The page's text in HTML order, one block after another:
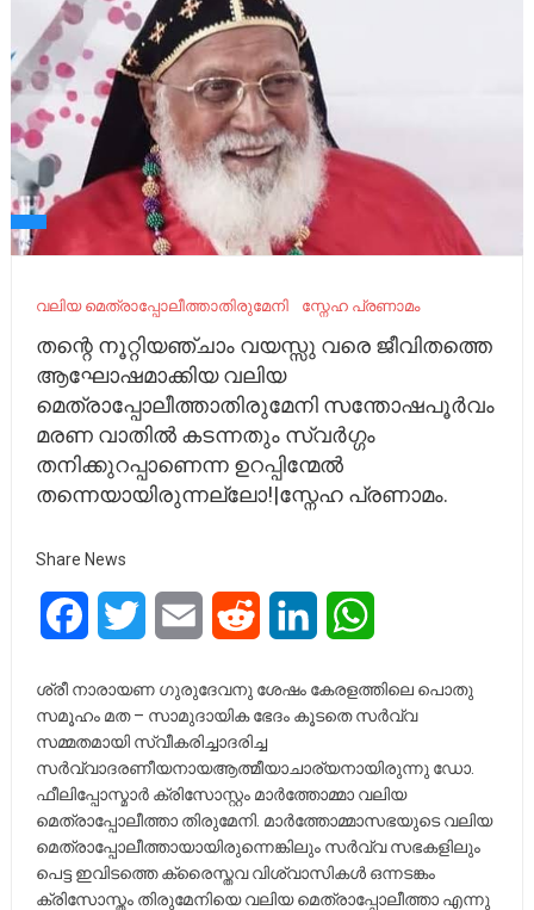
വലിയ മെത്രാപ്പോലീത്താതിരുമേനി സ്നേഹ പ്രണാമം
തന്റെ നൂറ്റിയഞ്ചാം വയസ്സു വരെ ജീവിതത്തെ
ആഘോഷമാക്കിയ വലിയ
മെത്രാപ്പോലീത്താതിരുമേനി സന്തോഷപൂർവം
മരണ വാതിൽ കടന്നതും സ്വർഗ്ഗം
തനിക്കുറപ്പാണെന്ന ഉറപ്പിന്മേൽ
തന്നെയായിരുന്നല്ലോ!|സ്നേഹ പ്രണാമം.
Share News
FacebookTwitter Email Reddit LinkedIn
ശ്രീ നാരായണ ഗുരുദേവനു ശേഷം കേരളത്തിലെ പൊതു
സമൂഹം മത – സാമുദായിക ഭേദം കൂടതെ സർവ്വ
സമ്മതമായി സ്വീകരിച്ചാദരിച്ച
സർവ്വാദരണീയനായആത്മീയാചാര്യനായിരുന്നു ഡോ.
ഫീലിപ്പോസ്മാർ ക്രിസോസ്റ്റം മാർത്തോമ്മാ വലിയ
മെത്രാപ്പോലീത്താ തിരുമേനി. മാർത്തോമ്മാസഭയുടെ വലിയ
മെത്രാപ്പോലീത്തായായിരുന്നെങ്കിലും സർവ്വ സഭകളിലും
പെട്ട ഇവിടത്തെ ക്രൈസ്തവ വിശ്വാസികൾ ഒന്നടങ്കം
ക്രിസോസ്തം തിരുമേനിയെ വലിയ മെത്രാപ്പോലീത്താ എന്നു